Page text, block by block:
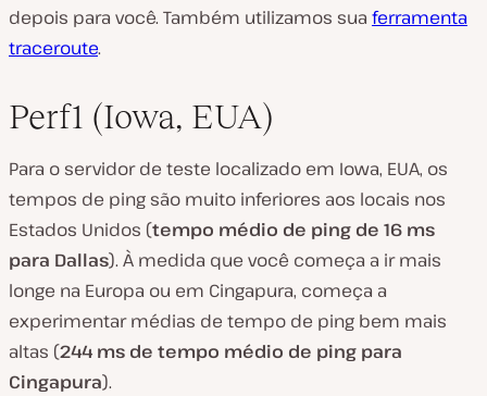
depois para você. Também utilizamos sua ferramenta
traceroute.
Perf1 (Iowa, EUA)
Para o servidor de teste localizado em Iowa, EUA, os
tempos de ping são muito inferiores aos locais nos
Estados Unidos (tempo médio de ping de 16 ms
para Dallas). À medida que você começa a ir mais
longe na Europa ou em Cingapura, começa a
experimentar médias de tempo de ping bem mais
altas (244 ms de tempo médio de ping para
Cingapura).